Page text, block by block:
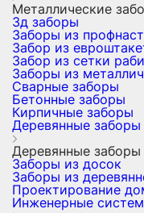
Металлические
3д заборы
Заборы из
Забор из
Забор из сетки
Заборы из
Сварные заборы
Бетонные заборы
Кирпичные заборы
Деревянные заборы
Деревянные заборы
Заборы из досок
Заборы из
Проектирование
Инженерные